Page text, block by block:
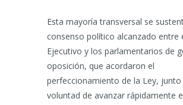
Esta mayoría transversal se
consenso político alcanzado entre
Ejecutivo y los parlamentarios de
oposición, que acordaron el
perfeccionamiento de la Ley, junto
voluntad de avanzar rápidamente